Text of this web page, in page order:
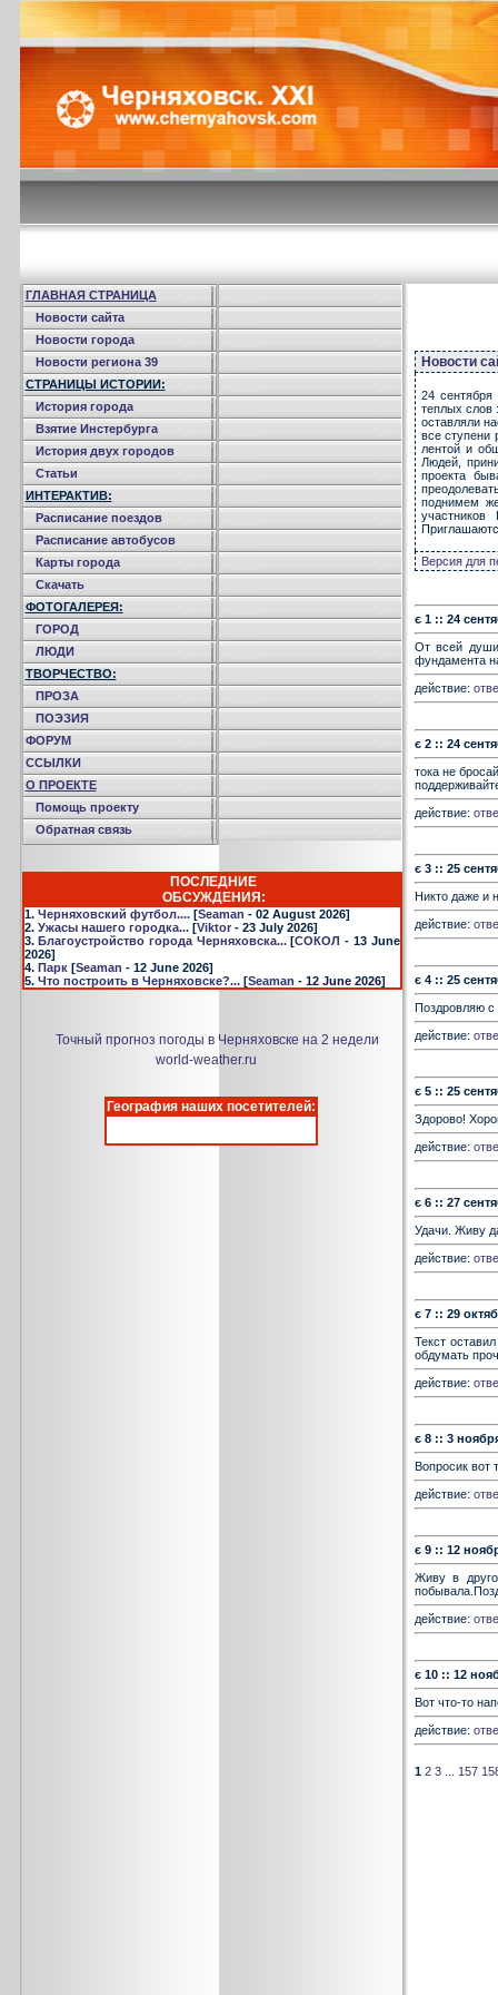
ГЛАВНАЯ СТРАНИЦА
Новости сайта
Новости города
Новости региона 39
СТРАНИЦЫ ИСТОРИИ:
История города
Взятие Инстербурга
История двух городов
Статьи
ИНТЕРАКТИВ:
Расписание поездов
Расписание автобусов
Карты города
Скачать
ФОТОГАЛЕРЕЯ:
ГОРОД
ЛЮДИ
ТВОРЧЕСТВО:
ПРОЗА
ПОЭЗИЯ
ФОРУМ
ССЫЛКИ
О ПРОЕКТЕ
Помощь проекту
Обратная связь
ПОСЛЕДНИЕ
ОБСУЖДЕНИЯ:
1. Черняховский футбол....[Seaman - 02 August 2026]
2. Ужасы нашего городка...[Viktor- 23 July 2026]
3.Благоустройство города Черняховска...[СОКОЛ - 13 June
2026]
4. Парк[Seaman - 12 June 2026]
5. Что построить в Черняховске?...[Seaman - 12 June 2026]
Точный прогноз погоды в Черняховске на 2 недели
world-weather.ru
География наших посетителей:
Новости
24 сентября
теплых слов
оставляли
все ступени
лентой и
Людей,
проекта
поднимем
Версия для
є 1 :: 24
От всей души
фундамента
действие:
є 2 :: 24
тока не
действие:
є 3 :: 25
Никто даже и
действие:
є 4 :: 25
Поздровляю
действие:
є 5 :: 25
Здорово!
действие:
є 6 :: 27
Удачи. Живу
действие:
є 7 :: 29
Текст
обдумать
действие:
є 8 :: 3
Вопросик вот
действие:
є 9 :: 12
Живу в
действие:
є 10 :: 12
Вот что-то
действие:
1 2 3... 157